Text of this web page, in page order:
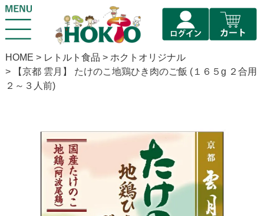
HOME レトルト食品
ホクトオリジナル
【京都 雲月】 たけのこ地鶏ひき肉のご飯 (１６５g ２合用
２～３人前)